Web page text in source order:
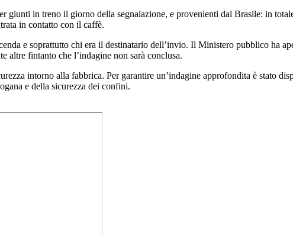
giunti in treno il giorno della segnalazione, e provenienti dal Brasile: in
in contatto con il caffè.
e soprattutto chi era il destinatario dell’invio. Il Ministero pubblico ha
altre fintanto che l’indagine non sarà conclusa.
intorno alla fabbrica. Per garantire un’indagine approfondita è stato
e della sicurezza dei confini.